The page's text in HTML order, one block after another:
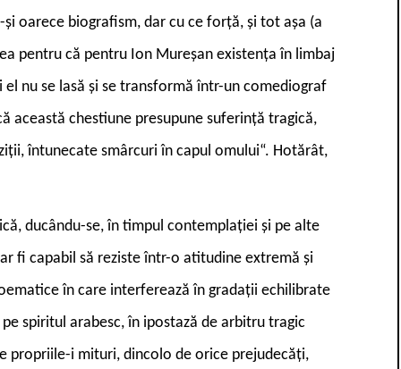
oarece biografism, dar cu ce forţă, şi tot aşa (a
pentru că pentru Ion Mureşan existenţa în limbaj
nu se lasă şi se transformă într-un comediograf
această chestiune presupune suferinţă tragică,
întunecate smârcuri în capul omului“. Hotărât,
ducându-se, în timpul contemplaţiei şi pe alte
fi capabil să reziste într-o atitudine extremă şi
în care interferează în gradaţii echilibrate
spiritul arabesc, în ipostază de arbitru tragic
propriile-i mituri, dincolo de orice prejudecăţi,